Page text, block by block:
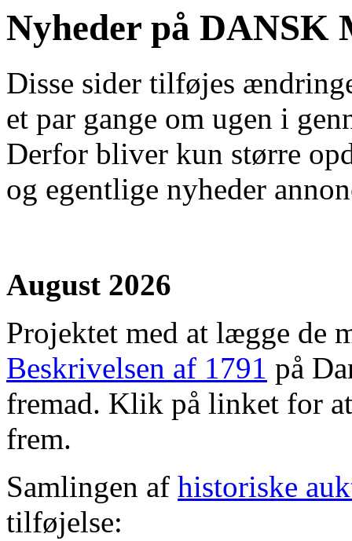
Nyheder på DANSK
Disse sider tilføjes
et par gange om ugen i
Derfor bliver kun større
og egentlige nyheder
August 2026
Projektet med at lægge de
Beskrivelsen af 1791 på
fremad. Klik på linket for
frem.
Samlingen af historiske
tilføjelse: